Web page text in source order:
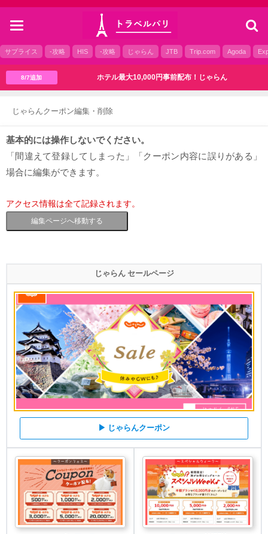
toggle
サプライス -攻略 HIS -攻略 じゃらん JTB Trip.com Agoda
8/7追加 ホテル最大10,000円事前配布！じゃらん
じゃらんクーポン編集・削除
基本的には操作しないでください。
「間違えて登録してしまった」「クーポン内容に誤りがある」
場合に編集ができます。
アクセス情報は全て記録されます。
編集ページへ移動する
じゃらん セールページ
▶ じゃらんクーポン